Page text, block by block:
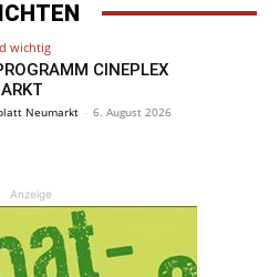
wichtig
CINEPLEX
Neumarkt - 6. August 2026
Anzeige